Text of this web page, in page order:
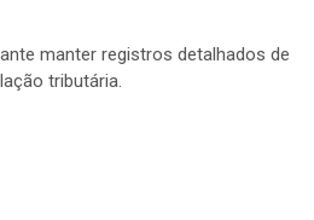
manter registros detalhados de
tributária.